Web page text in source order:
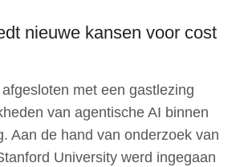
nieuwe kansen voor cost
met een gastlezing
van agentische AI binnen
Aan de hand van onderzoek van
University werd ingegaan